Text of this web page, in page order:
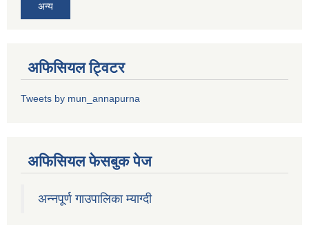
अन्य
अफिसियल ट्विटर
Tweets by mun_annapurna
अफिसियल फेसबुक पेज
अन्नपूर्ण गाउपालिका म्याग्दी